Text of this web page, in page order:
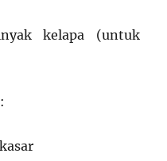
kelapa (untuk